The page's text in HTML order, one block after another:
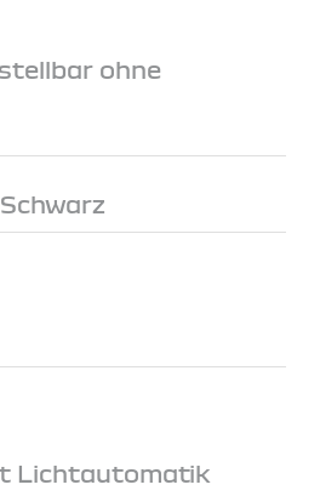
ohne
Lichtautomatik